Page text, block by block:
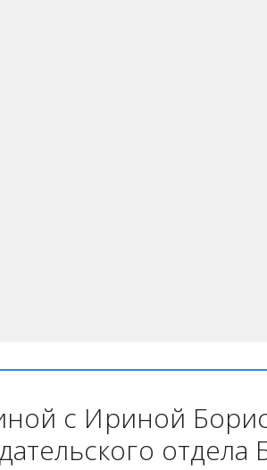
с Ириной